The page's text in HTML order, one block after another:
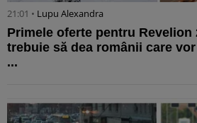
21:01 • Lupu Alexandra
Primele oferte pentru Revelion
trebuie să dea românii care
...